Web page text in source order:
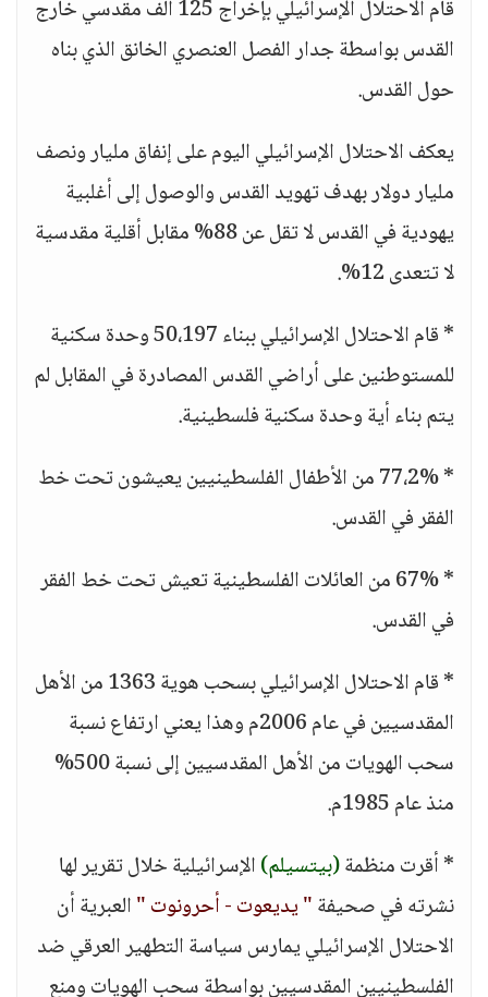
قام الاحتلال الإسرائيلي بإخراج 125 ألف مقدسي خارج
القدس بواسطة جدار الفصل العنصري الخانق الذي بناه
حول القدس.
يعكف الاحتلال الإسرائيلي اليوم على إنفاق مليار ونصف
مليار دولار بهدف تهويد القدس والوصول إلى أغلبية
يهودية في القدس لا تقل عن 88% مقابل أقلية مقدسية
لا تتعدى 12%.
* قام الاحتلال الإسرائيلي ببناء 50،197 وحدة سكنية
للمستوطنين على أراضي القدس المصادرة في المقابل لم
يتم بناء أية وحدة سكنية فلسطينية.
* 77،2% من الأطفال الفلسطينيين يعيشون تحت خط
الفقر في القدس.
* 67% من العائلات الفلسطينية تعيش تحت خط الفقر
في القدس.
* قام الاحتلال الإسرائيلي بسحب هوية 1363 من الأهل
المقدسيين في عام 2006م وهذا يعني ارتفاع نسبة
سحب الهويات من الأهل المقدسيين إلى نسبة 500%
منذ عام 1985م.
* أقرت منظمة(بيتسيلم)الإسرائيلية خلال تقرير لها
نشرته في صحيفة" يديعوت - أحرونوت "العبرية أن
الاحتلال الإسرائيلي يمارس سياسة التطهير العرقي ضد
الفلسطينيين المقدسيين بواسطة سحب الهويات ومنع